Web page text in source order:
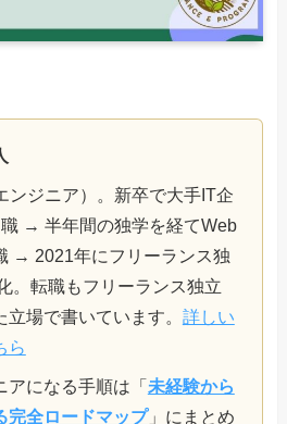
ンジニア）。新卒で大手IT企
→ 半年間の独学を経てWeb
→ 2021年にフリーランス独
。転職もフリーランス独立
場で書いています。 詳しい
ら
アになる手順は「未経験から
完全ロードマップ」にまとめ